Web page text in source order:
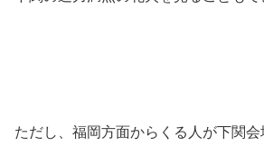
ただし、福岡方面からくる人が下関会